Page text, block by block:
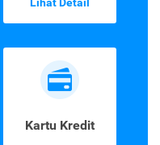
Kartu Kredit